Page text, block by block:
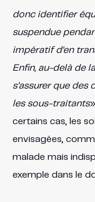
donc identifier
suspendue
impératif d’en
Enfin, au-delà de
s’assurer que
les sous-traitants
certains cas, les
envisagées,
malade mais
exemple dans le